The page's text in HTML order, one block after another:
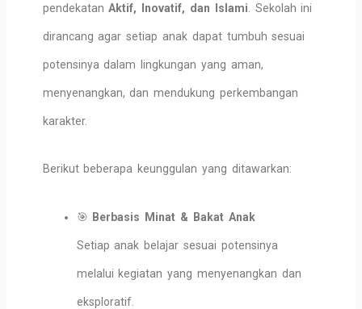
pendekatanAktif, Inovatif, dan Islami . Sekolah ini
dirancang agar setiap anak dapat tumbuh sesuai
potensinya dalam lingkungan yang aman,
menyenangkan, dan mendukung perkembangan
karakter.
Berikut beberapa keunggulan yang ditawarkan:
🎯 Berbasis Minat & Bakat Anak
Setiap anak belajar sesuai potensinya
melalui kegiatan yang menyenangkan dan
eksploratif.